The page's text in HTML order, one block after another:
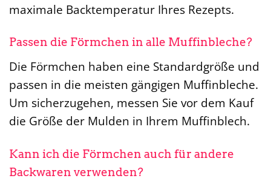
maximale Backtemperatur Ihres Rezepts.
Passen die Förmchen in alle Muffinbleche?
Die Förmchen haben eine Standardgröße und
passen in die meisten gängigen Muffinbleche.
Um sicherzugehen, messen Sie vor dem Kauf
die Größe der Mulden in Ihrem Muffinblech.
Kann ich die Förmchen auch für andere
Backwaren verwenden?